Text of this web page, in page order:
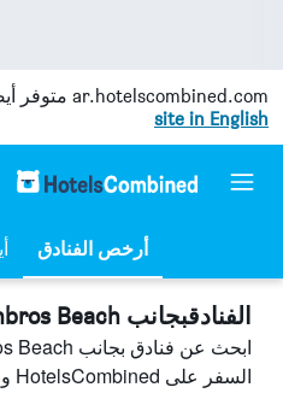
ar.hotelscombined.com متوفر
site in English
أرخص الفنادق
الفنادقبجانب Zimbros Beach, بومبينهاس
السفر على HotelsCombined وقارن بينها ووفّر.